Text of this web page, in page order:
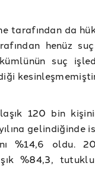
tarafından da
henüz
suç
120 bin
gelindiğinde
%14,6 oldu.
%84,3,